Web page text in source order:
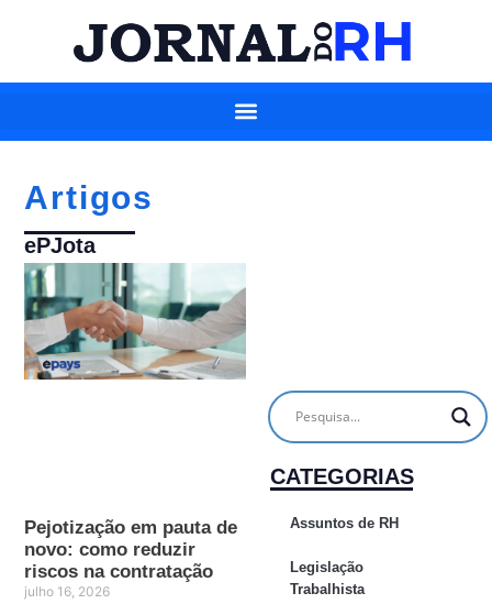
Artigos
ePJota
Pejotização em pauta de
novo: como reduzir
riscos na contratação
julho 16, 2026
CATEGORIAS
Assuntos de RH
Legislação
Trabalhista